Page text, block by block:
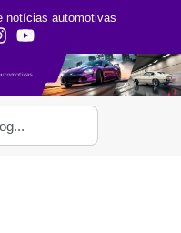
notícias automotivas